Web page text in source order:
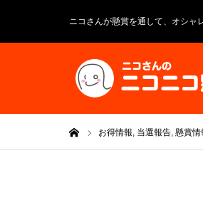
ニコさんが懸賞を通して、オシャ
お得情報, 当選報告, 懸賞情